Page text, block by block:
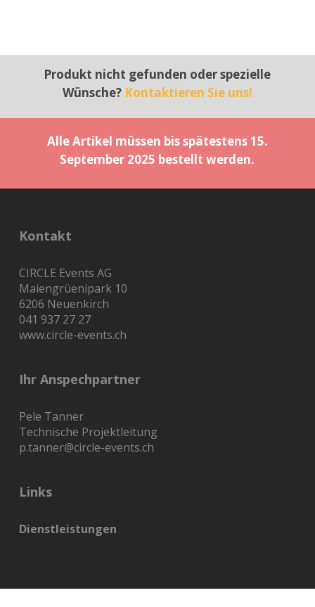
Produkt nicht gefunden oder spezielle
Wünsche? Kontaktieren Sie uns!
Alle Artikel müssen bis spätestens 15.
September 2025 bestellt werden.
Kontakt
CIRCLE Events AG
Maiengrüenipark 10
6206 Neuenkirch
041 937 27 27
www.circle-events.ch
Ihr Anspechpartner
Pele Tanner
Technische Projektleitung
p.tanner@circle-events.ch
Links
Dienstleistungen